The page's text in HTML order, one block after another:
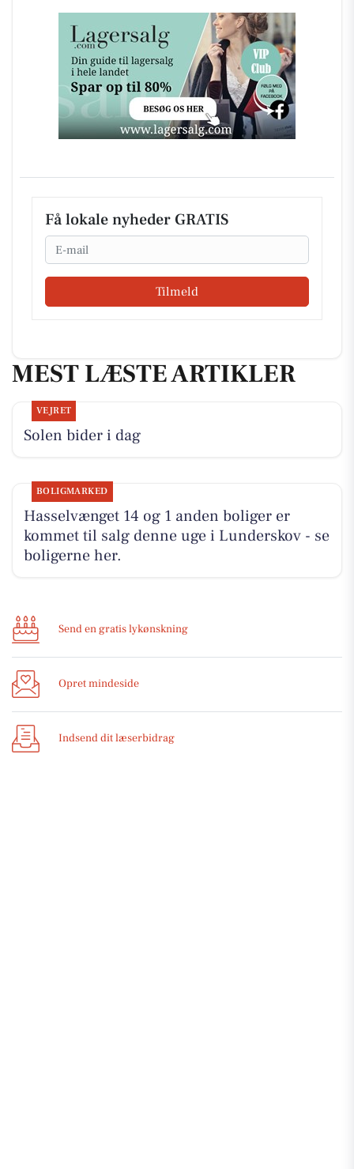
Få lokale nyheder GRATIS
Email
Tilmeld
MEST LÆSTE ARTIKLER
VEJRET
Solen bider i dag
BOLIGMARKED
Hasselvænget 14 og 1 anden boliger er
kommet til salg denne uge i Lunderskov - se
boligerne her.
Send en gratis lykønskning
Opret mindeside
Indsend dit læserbidrag